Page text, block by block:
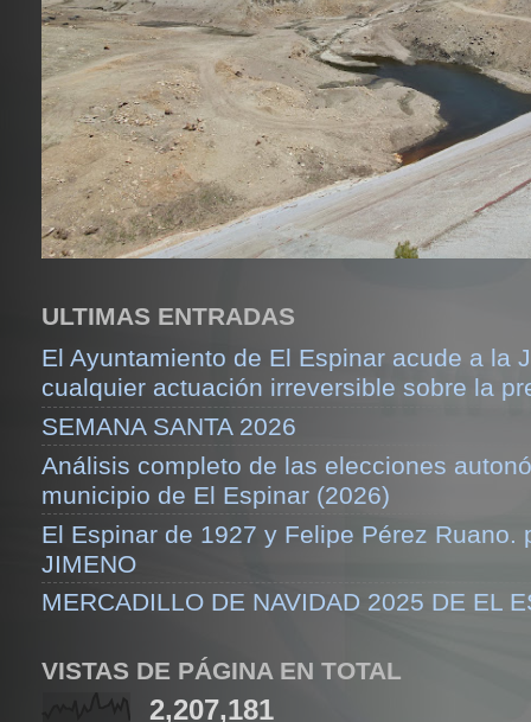
ULTIMAS ENTRADAS
El Ayuntamiento de El Espinar acude a la
cualquier actuación irreversible sobre la
SEMANA SANTA 2026
Análisis completo de las elecciones
municipio de El Espinar (2026)
El Espinar de 1927 y Felipe Pérez Ruano.
JIMENO
MERCADILLO DE NAVIDAD 2025 DE EL
VISTAS DE PÁGINA EN TOTAL
2,207,181